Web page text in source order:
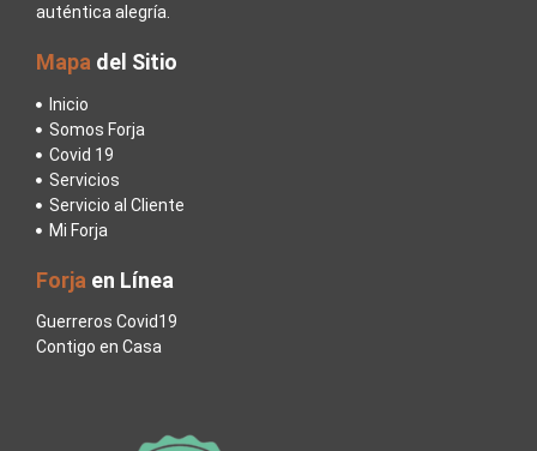
auténtica alegría.
Mapa del Sitio
Inicio
Somos Forja
Covid 19
Servicios
Servicio al Cliente
Mi Forja
Forja en Línea
Guerreros Covid19
Contigo en Casa